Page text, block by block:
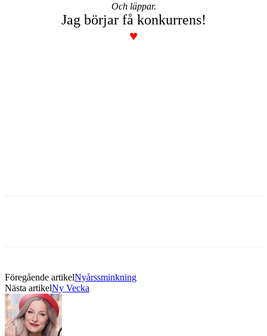
Och läppar.
Jag börjar få konkurrens!
♥
Föregående artikelNyårssminkning
Nästa artikelNy Vecka